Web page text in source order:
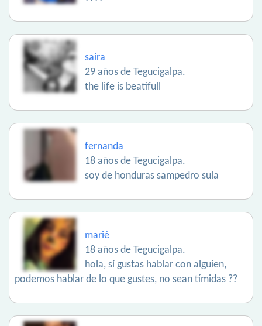
saira
29 años de Tegucigalpa.
the life is beatifull
fernanda
18 años de Tegucigalpa.
soy de honduras sampedro sula
marié
18 años de Tegucigalpa.
hola, sí gustas hablar con alguien,
podemos hablar de lo que gustes, no sean tímidas ??